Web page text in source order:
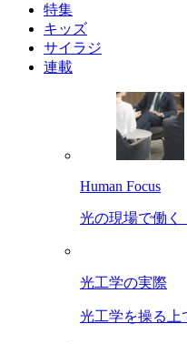
特集
キッズ
サイラジ
連載
Human Focus
光の現場で働く
光工学の実際
光工学を操る上